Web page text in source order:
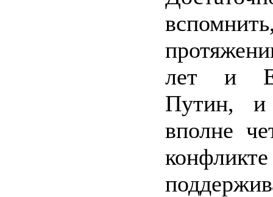
лет и
Путин, и
вполне
конфликте